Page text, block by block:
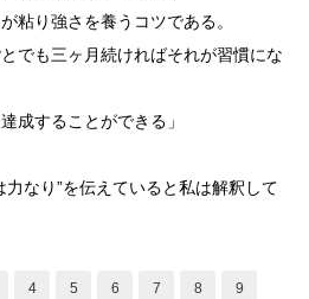
粘り強さを養うコツである。
でも三ヶ月続ければそれが習慣にな
成することができる」
なり”を伝えていると私は解釈して
4 5 6 7 8 9